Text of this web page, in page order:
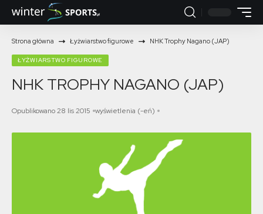
Strona główna Łyżwiarstwo figurowe NHK Trophy Nagano (JAP)
ŁYŻWIARSTWO FIGUROWE
NHK TROPHY NAGANO (JAP)
Opublikowano 28 lis 2015 wyświetlenia (-eń)